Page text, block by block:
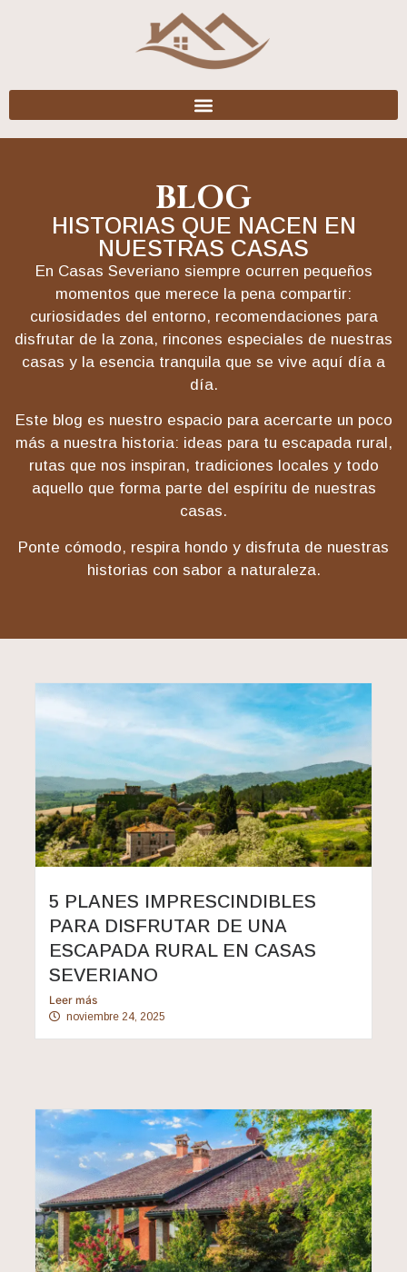
BLOG
HISTORIAS QUE NACEN EN
NUESTRAS CASAS
En Casas Severiano siempre ocurren pequeños
momentos que merece la pena compartir:
curiosidades del entorno, recomendaciones para
disfrutar de la zona, rincones especiales de nuestras
casas y la esencia tranquila que se vive aquí día a
día.
Este blog es nuestro espacio para acercarte un poco
más a nuestra historia: ideas para tu escapada rural,
rutas que nos inspiran, tradiciones locales y todo
aquello que forma parte del espíritu de nuestras
casas.
Ponte cómodo, respira hondo y disfruta de nuestras
historias con sabor a naturaleza.
5 PLANES IMPRESCINDIBLES
PARA DISFRUTAR DE UNA
ESCAPADA RURAL EN CASAS
SEVERIANO
Leer más
noviembre 24, 2025